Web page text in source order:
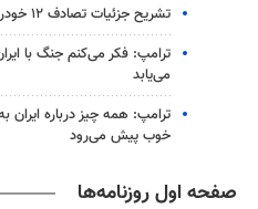
تشریح جزئیات تصادف ۱۲ خودرو با ۱۹ مصدوم
ترامپ: فکر می‌کنم جنگ با
می‌یابد
ترامپ: همه چیز درباره ایران
خوب پیش می‌رود
صفحه اول روزنامه‌ها